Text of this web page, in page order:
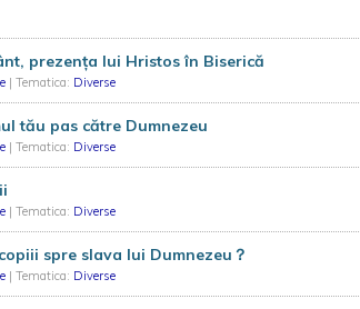
prezența lui Hristos în Biserică
| Tematica: Diverse
tău pas către Dumnezeu
| Tematica: Diverse
| Tematica: Diverse
spre slava lui Dumnezeu？
| Tematica: Diverse